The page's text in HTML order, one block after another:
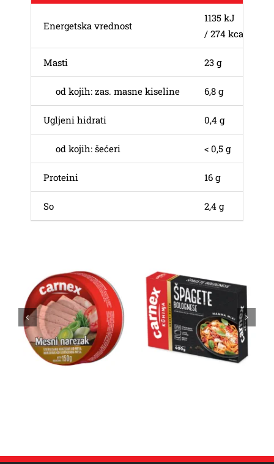
Energetska vrednost
1135 kJ
/ 274 kcal
Masti 23 g
od kojih: zas. masne kiseline 6,8 g
Ugljeni hidrati 0,4 g
od kojih: šećeri < 0,5 g
Proteini 16 g
So 2,4 g